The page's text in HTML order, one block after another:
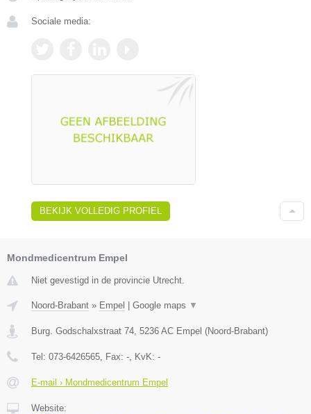
Sociale media:
BEKIJK VOLLEDIG PROFIEL
Mondmedicentrum Empel
Niet gevestigd in de provincie Utrecht.
Noord-Brabant » Empel Google maps ▼
Burg. Godschalxstraat 74 5236 AC Empel (Noord-Brabant)
Tel: 073-6426565 , Fax: - , KvK: -
E-mail › Mondmedicentrum Empel
Website: